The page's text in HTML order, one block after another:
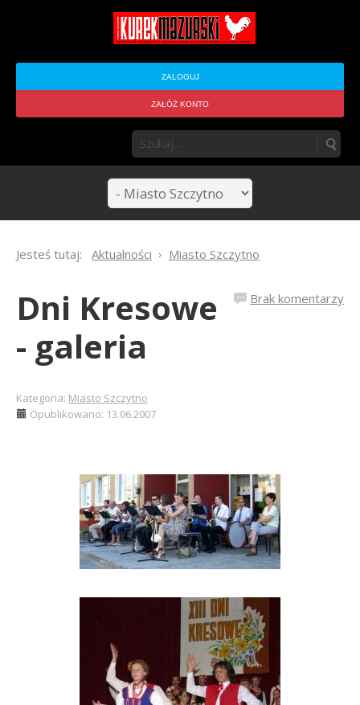
ZALOGUJ
ZAŁÓŻ KONTO
Jesteś tutaj: Aktualności Miasto Szczytno
Brak komentarzy
Dni Kresowe
- galeria
Kategoria: Miasto Szczytno
Opublikowano: 13.06.2007